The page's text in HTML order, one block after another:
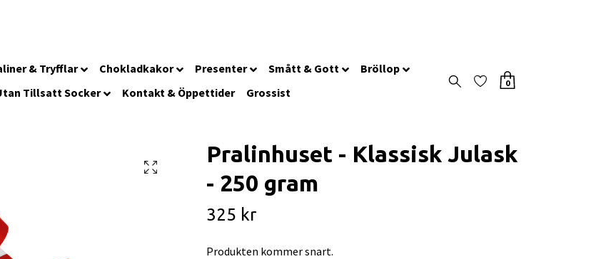
& Tryfflar Chokladkakor Presenter Smått & Gott
Bröllop
Tillsatt Socker
Kontakt & Öppettider Grossist
0
Pralinhuset - Klassisk Julask
- 250 gram
325 kr
Produkten kommer snart.